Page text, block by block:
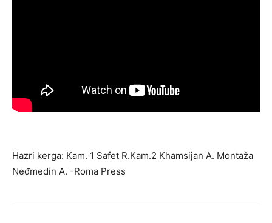
Hazri kerga: Kam. 1 Safet R.Kam.2 Khamsijan A. Montaža
Neđmedin A. -Roma Press